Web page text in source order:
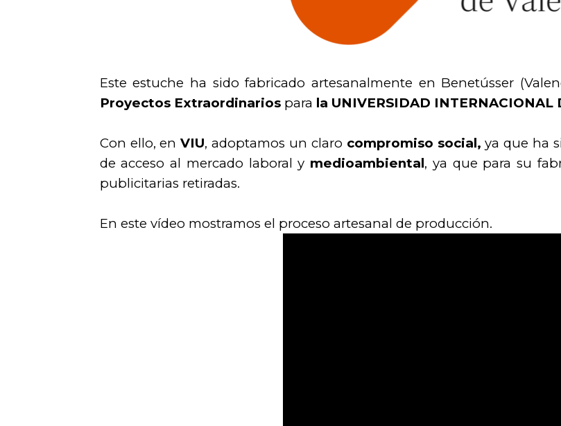
Este estuche ha sido fabricado artesanalmente en Benetússer
Proyectos Extraordinarios para la UNIVERSIDAD INTERNACIONAL
Con ello, enVIU, adoptamos un claro compromiso social, ya que ha
de acceso al mercado laboral y medioambiental, ya que para su
publicitarias retiradas.
En este vídeo mostramos el proceso artesanal de producción.